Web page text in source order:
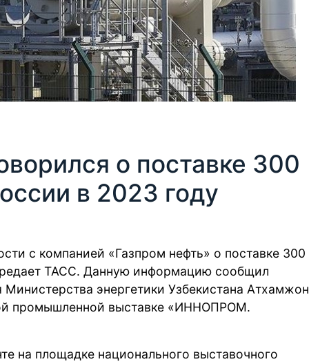
о поставке 300
в 2023 году
с компанией «Газпром нефть» о поставке 300
ТАСС. Данную информацию сообщил
Министерства энергетики Узбекистана Атхамжон
промышленной выставке «ИННОПРОМ.
на площадке национального выставочного